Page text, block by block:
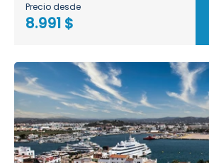
Precio desde
8.991 $